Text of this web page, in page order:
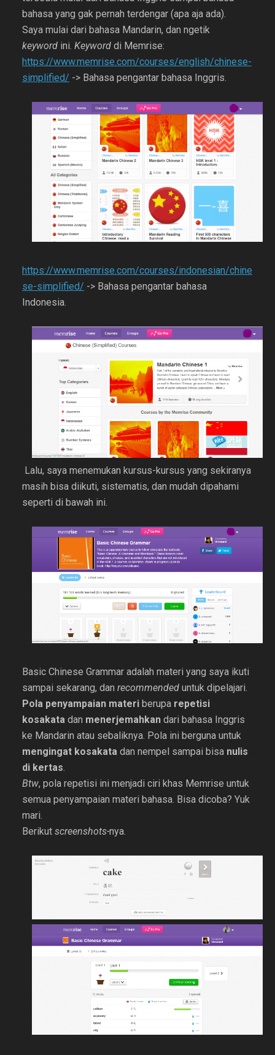
bahasa yang gak pernah terdengar (apa aja ada).
Saya mulai dari bahasa Mandarin, dan ngetik
keyword ini. Keyword di Memrise:
https://www.memrise.com/courses/english/chinese-
simplified/ -> Bahasa pengantar bahasa Inggris.
https://www.memrise.com/courses/indonesian/chine
se-simplified/ -> Bahasa pengantar bahasa
Indonesia.
Lalu, saya menemukan kursus-kursus yang sekiranya
masih bisa diikuti, sistematis, dan mudah dipahami
seperti di bawah ini.
Basic Chinese Grammar adalah materi yang saya ikuti
sampai sekarang, dan recommended untuk dipelajari.
Pola penyampaian materi berupa repetisi
kosakata dan menerjemahkan dari bahasa Inggris
ke Mandarin atau sebaliknya. Pola ini berguna untuk
mengingat kosakata dan nempel sampai bisa nulis
di kertas.
Btw, pola repetisi ini menjadi ciri khas Memrise untuk
semua penyampaian materi bahasa. Bisa dicoba? Yuk
mari.
Berikut screenshots-nya.